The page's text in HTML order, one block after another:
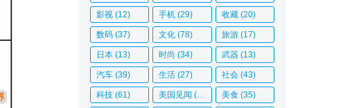
影视 (12) 手机 (29) 收藏(20)
数码 (37) 文化 (78) 旅游(17)
日本 (13) 时尚 (34) 武器(13)
汽车 (39) 生活 (27) 社会(43)
科技 (61) 美国见闻 (20) 美食(35)